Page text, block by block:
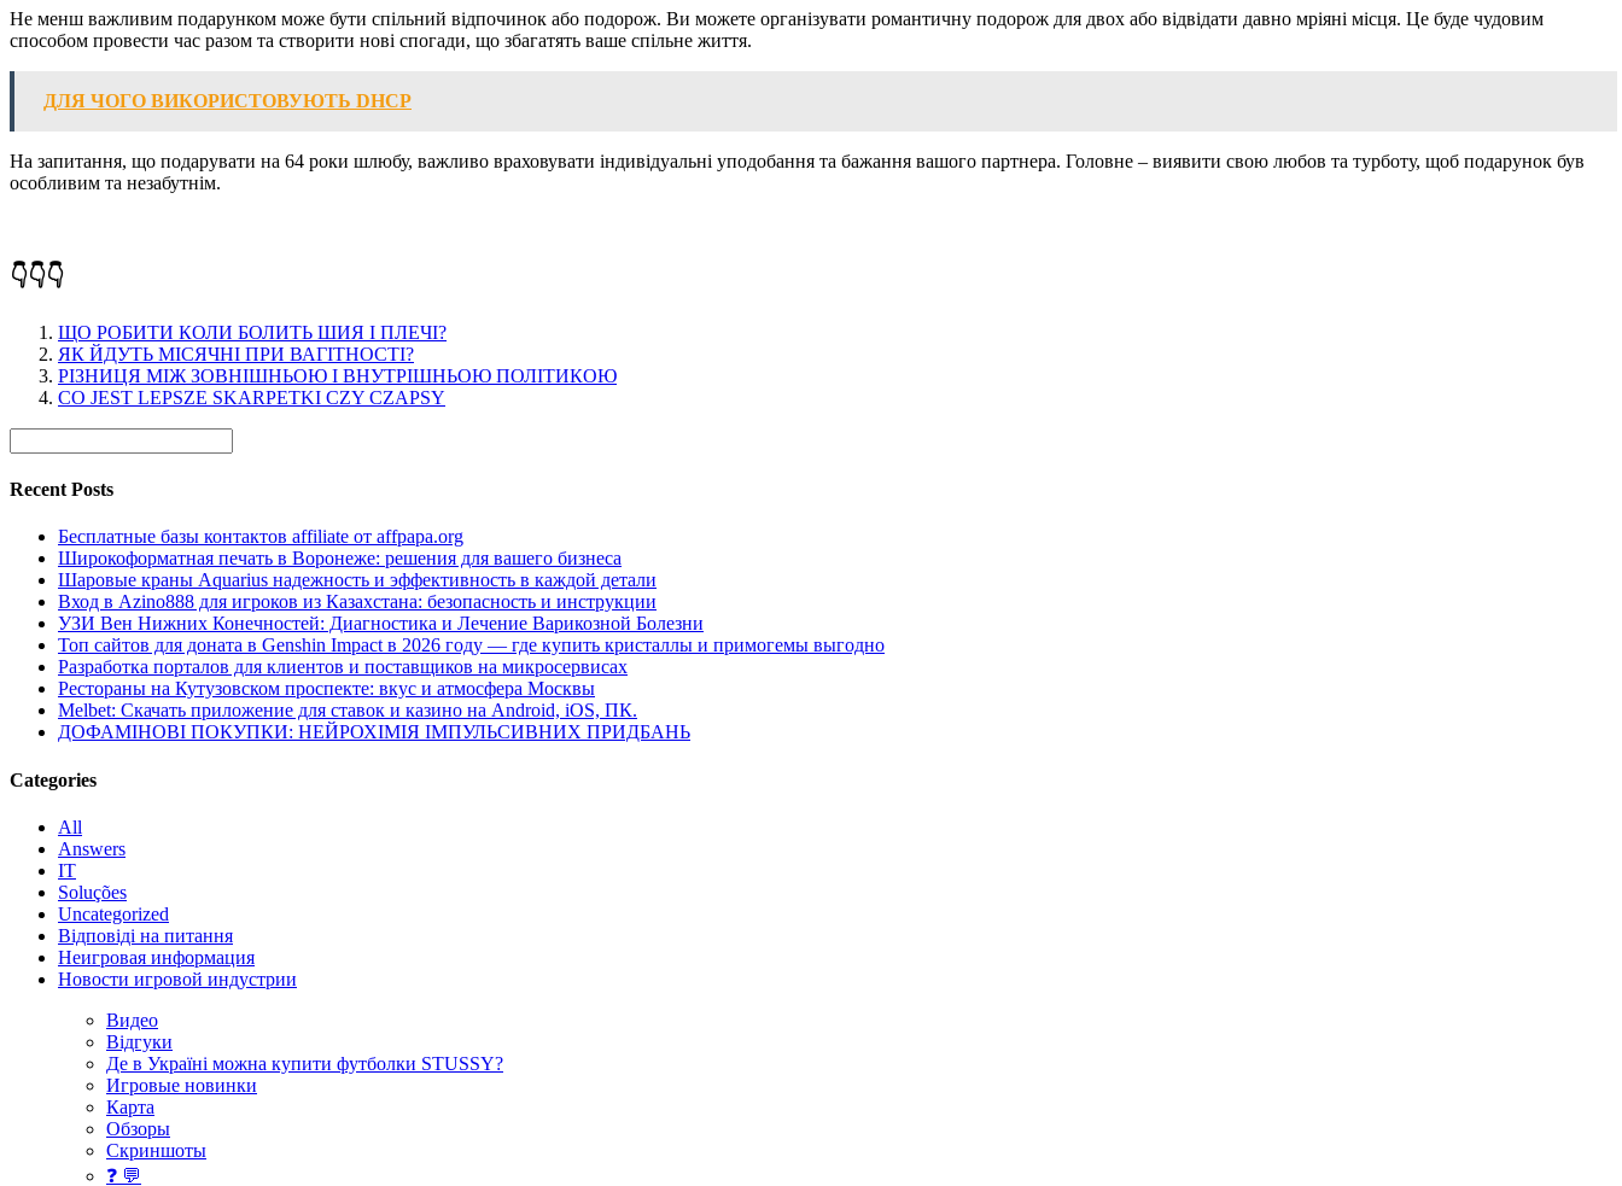
Не менш важливим подарунком може бути спільний відпочинок або подорож. Ви можете організувати романтичну подорож для двох або відвідати давно мріяні місця. Це буде чудовим
способом провести час разом та створити нові спогади, що збагатять ваше спільне життя.
ДЛЯ ЧОГО ВИКОРИСТОВУЮТЬ DHCP
На запитання, що подарувати на 64 роки шлюбу, важливо враховувати індивідуальні уподобання та бажання вашого партнера. Головне – виявити свою любов та турботу, щоб подарунок був
особливим та незабутнім.
👇👇👇
ЩО РОБИТИ КОЛИ БОЛИТЬ ШИЯ І ПЛЕЧІ?
ЯК ЙДУТЬ МІСЯЧНІ ПРИ ВАГІТНОСТІ?
РІЗНИЦЯ МІЖ ЗОВНІШНЬОЮ І ВНУТРІШНЬОЮ ПОЛІТИКОЮ
CO JEST LEPSZE SKARPETKI CZY CZAPSY
Recent Posts
Бесплатные базы контактов affiliate от affpapa.org
Широкоформатная печать в Воронеже: решения для вашего бизнеса
Шаровые краны Aquarius надежность и эффективность в каждой детали
Вход в Azino888 для игроков из Казахстана: безопасность и инструкции
УЗИ Вен Нижних Конечностей: Диагностика и Лечение Варикозной Болезни
Топ сайтов для доната в Genshin Impact в 2026 году — где купить кристаллы и примогемы выгодно
Разработка порталов для клиентов и поставщиков на микросервисах
Рестораны на Кутузовском проспекте: вкус и атмосфера Москвы
Melbet: Скачать приложение для ставок и казино на Android, iOS, ПК.
ДОФАМІНОВІ ПОКУПКИ: НЕЙРОХІМІЯ ІМПУЛЬСИВНИХ ПРИДБАНЬ
Categories
All
Answers
IT
Soluções
Uncategorized
Відповіді на питання
Неигровая информация
Новости игровой индустрии
Видео
Відгуки
Де в Україні можна купити футболки STUSSY?
Игровые новинки
Карта
Обзоры
Скриншоты
❓ 💬